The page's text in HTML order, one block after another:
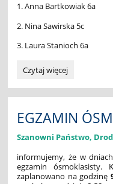
1. Anna Bartkowiak 6a
2. Nina Sawirska 5c
3. Laura Stanioch 6a
MIĘDZYSZKOLNY
RECYTATORSKI
JĘZYKU
ANGIELSKIM:
Czytaj więcej
EGZAMIN
Szanowni Państwo,
informujemy, że w dniach
egzamin ósmoklasisty.
zaplanowano na godzinę